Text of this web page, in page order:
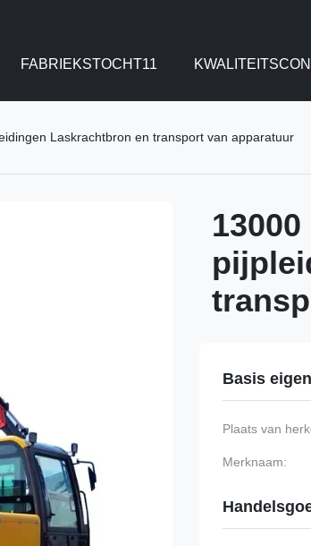
FABRIEKSTOCHT11
Laskrachtbron en transport van apparatuur
Basis
Plaats van
Merknaam: